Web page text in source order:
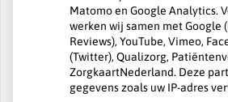
U heeft geen toestemming
externe inhouddie nodig
zien.
Matomo en Google Analytics.
werken wij samen met Google
Reviews), YouTube, Vimeo,
(Twitter), Qualizorg,
ZorgkaartNederland. Deze
gegevens zoals uw IP-adres